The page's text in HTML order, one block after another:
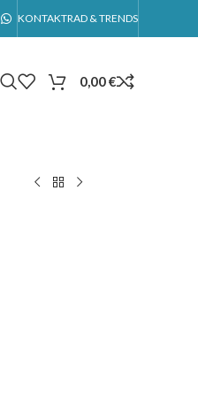
KONTAKTRAD & TRENDS
0,00€